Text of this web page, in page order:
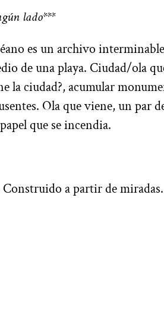
lado***
es un archivo
de una playa. Ciudad/ola
la ciudad?, acumular
Ola que viene, un par
que se incendia.
a partir de